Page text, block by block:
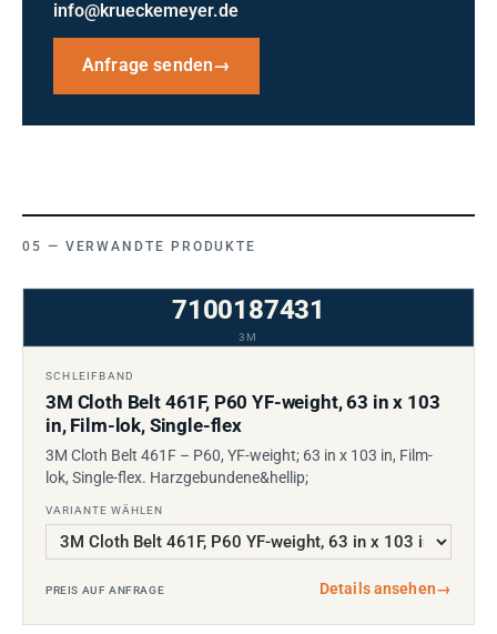
info@krueckemeyer.de
Anfrage senden→
VERWANDTE PRODUKTE
7100187431
3M
SCHLEIFBAND
3M Cloth Belt 461F, P60 YF-weight, 63 in x 103
in, Film-lok, Single-flex
3M Cloth Belt 461F – P60, YF-weight; 63 in x 103 in, Film-
lok, Single-flex. Harzgebundene&hellip;
VARIANTE WÄHLEN
PREIS AUF ANFRAGE Details ansehen→